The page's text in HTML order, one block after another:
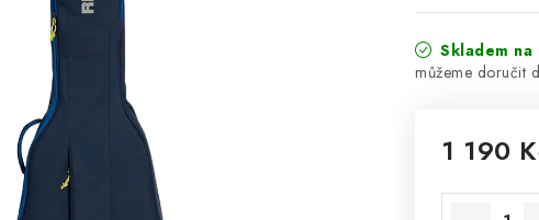
Skladem
1 190